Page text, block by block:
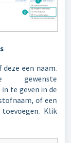
een naam.
te geven in de
of een
Klik